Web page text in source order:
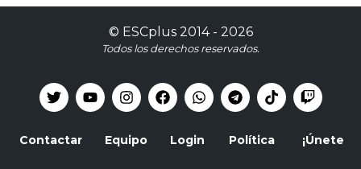
© ESCplus2014 - 2026
Todos los derechos reservados.
Contactar Equipo Login Política ¡Únete